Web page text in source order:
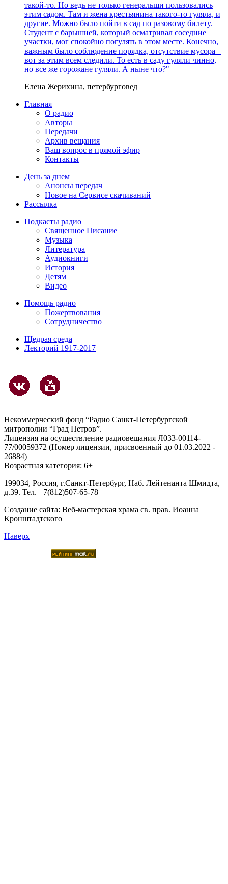
такой-то. Но ведь не только генеральши пользовались
этим садом. Там и жена крестьянина такого-то гуляла, и
другие. Можно было пойти в сад по разовому билету.
Студент с барышней, который осматривал соседние
участки, мог спокойно погулять в этом месте. Конечно,
важным было соблюдение порядка, отсутствие мусора –
вот за этим всем следили. То есть в саду гуляли чинно,
но все же горожане гуляли. А ныне что?"
Елена Жерихина, петербурговед
Главная
О радио
Авторы
Передачи
Архив вещания
Ваш вопрос в прямой эфир
Контакты
День за днем
Анонсы передач
Новое на Сервисе скачиваний
Рассылка
Подкасты радио
Священное Писание
Музыка
Литература
Аудиокниги
История
Детям
Видео
Помощь радио
Пожертвования
Сотрудничество
Щедрая среда
Лекторий 1917-2017
Некоммерческий фонд “Радио Санкт-Петербургской
митрополии “Град Петров”.
Лицензия на осуществление радиовещания Л033-00114-
77/00059372 (Номер лицензии, присвоенный до 01.03.2022 -
26884)
Возрастная категория: 6+
199034, Россия, г.Санкт-Петербург, Наб. Лейтенанта Шмидта,
д.39. Тел. +7(812)507-65-78
Создание сайта: Веб-мастерская храма св. прав. Иоанна
Кронштадтского
Наверх